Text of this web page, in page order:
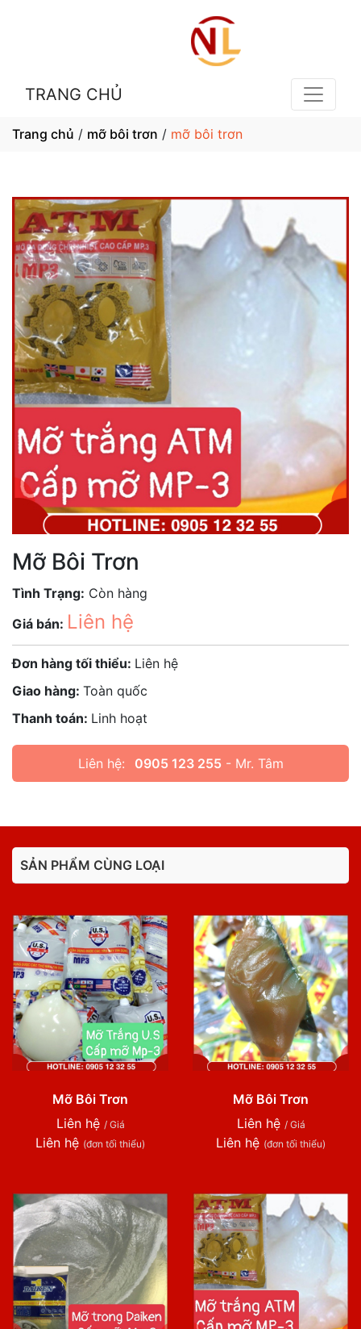
TRANG CHỦ
Trang chủ / mỡ bôi trơn / mỡ bôi trơn
Mỡ Bôi Trơn
Tình Trạng: Còn hàng
Giá bán: Liên hệ
Đơn hàng tối thiểu: Liên hệ
Giao hàng: Toàn quốc
Thanh toán: Linh hoạt
Liên hệ: 0905 123 255- Mr. Tâm
SẢN PHẨM CÙNG LOẠI
Mỡ Bôi Trơn
Liên hệ / Giá
Liên hệ (đơn tối thiểu)
Mỡ Bôi Trơn
Liên hệ / Giá
Liên hệ (đơn tối thiểu)